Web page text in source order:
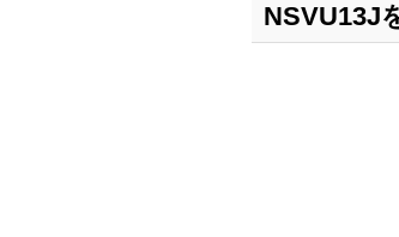
NSVU13J